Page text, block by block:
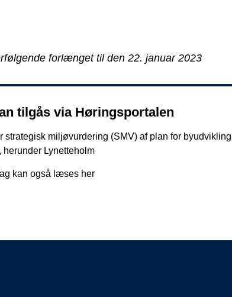
forlænget til den 22. januar 2023
tilgås via Høringsportalen
strategisk miljøvurdering (SMV) af plan for byudvikling
Lynetteholm
kan også læses her